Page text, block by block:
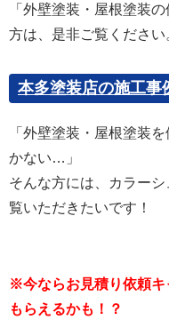
「外壁塗装・屋根塗装
方は、是非ご覧ください
本多塗装店の施工事
「外壁塗装・屋根塗装
かない…」
そんな方には、カラー
覧いただきたいです！
※今ならお見積り依頼キ
もらえるかも！？